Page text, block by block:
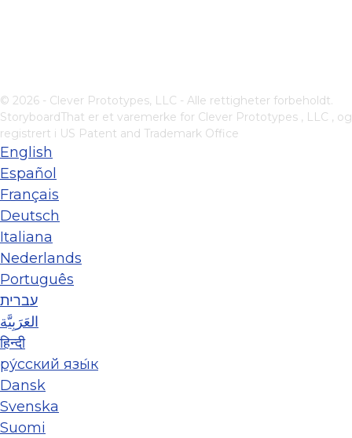
© 2026 - Clever Prototypes, LLC - Alle rettigheter forbeholdt.
StoryboardThat er et varemerke for Clever Prototypes , LLC , og
registrert i US Patent and Trademark Office
English
Español
Français
Deutsch
Italiana
Nederlands
Português
עברית
العَرَبِيَّة
हिन्दी
ру́сский язы́к
Dansk
Svenska
Suomi